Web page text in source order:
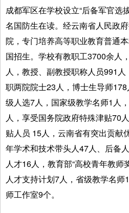
成都军区在学校设立“后备军官选
名国防生在读。经云南省人民政
院，专门培养高等职业教育普通
国招生。学校有教职工3700余人
人，教授、副教授职称人员991
职两院院士23人，博士生导师178
级人选7人，国家级教学名师1人
人，享受国务院政府特殊津贴70
贴人员 15人，云南省有突出贡献
年学术和技术带头人47人、后备
人才16人，教育部“高校青年教师
人才支持计划7人，省级教学名师
师工作室9个。